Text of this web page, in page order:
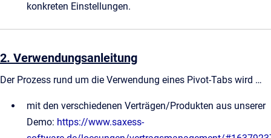
konkreten Einstellungen.
2. Verwendungsanleitung
Der Prozess rund um die Verwendung eines Pivot-Tabs wird …
mit den verschiedenen Verträgen/Produkten aus unserer
Demo: https://www.saxess-